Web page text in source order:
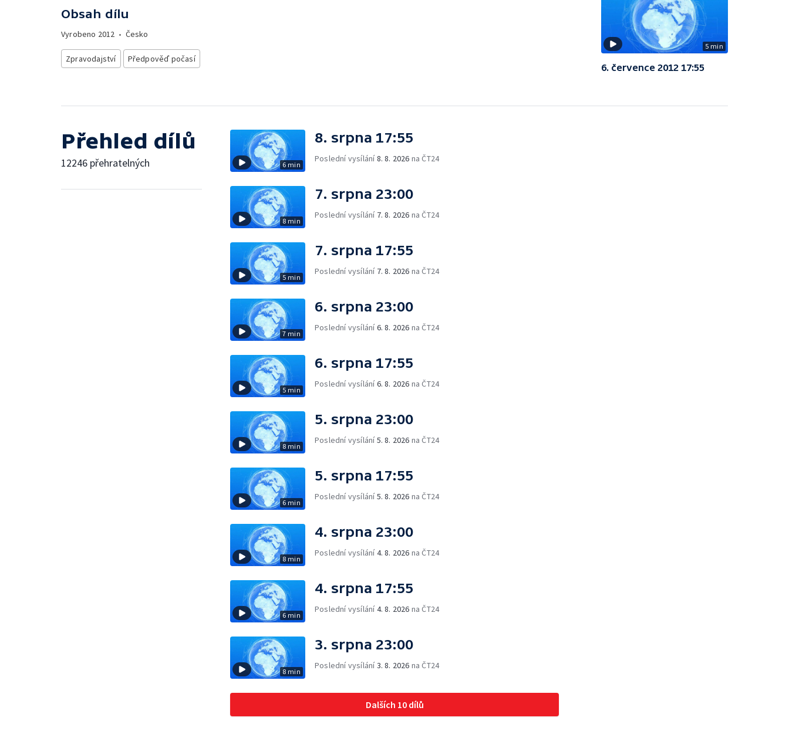
Obsah dílu
Vyrobeno 2012 • Česko
Zpravodajství Předpověď počasí
5 min
6. července 2012 17:55
Přehled dílů
12246 přehratelných 6 min
8. srpna 17:55
Poslední vysílání8. 8. 2026 na ČT24
8 min
7. srpna 23:00
Poslední vysílání 7. 8. 2026 na ČT24
5 min
7. srpna 17:55
Poslední vysílání 7. 8. 2026 na ČT24
7 min
6. srpna 23:00
Poslední vysílání6. 8. 2026 na ČT24
5 min
6. srpna 17:55
Poslední vysílání6. 8. 2026 na ČT24
8 min
5. srpna 23:00
Poslední vysílání5. 8. 2026 na ČT24
6 min
5. srpna 17:55
Poslední vysílání5. 8. 2026 na ČT24
8 min
4. srpna 23:00
Poslední vysílání4. 8. 2026 na ČT24
6 min
4. srpna 17:55
Poslední vysílání4. 8. 2026 na ČT24
8 min
3. srpna 23:00
Poslední vysílání3. 8. 2026 na ČT24
Dalších 10 dílů